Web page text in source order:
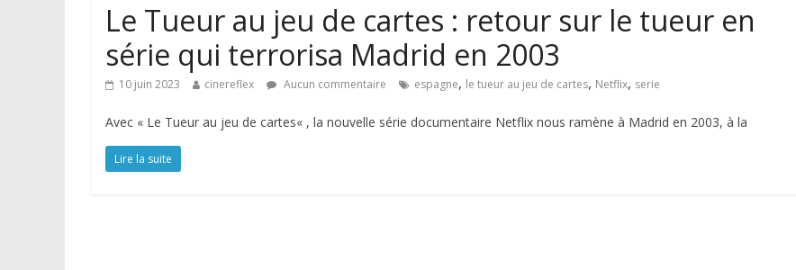
Le Tueur au jeu de cartes : retour sur le tueur en
série qui terrorisa Madrid en 2003
10 juin 2023 cinereflex Aucun commentaire espagne, le tueur au jeu de cartes, Netflix, serie
Avec « Le Tueur au jeu de cartes« , la nouvelle série documentaire Netflix nous ramène à Madrid en 2003, à la
Lire la suite